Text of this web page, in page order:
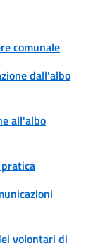
comunale
dall'albo
all'albo
volontari di